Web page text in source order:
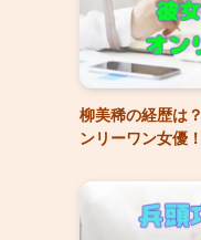
柳美稀の経歴は
ンリーワン女優！